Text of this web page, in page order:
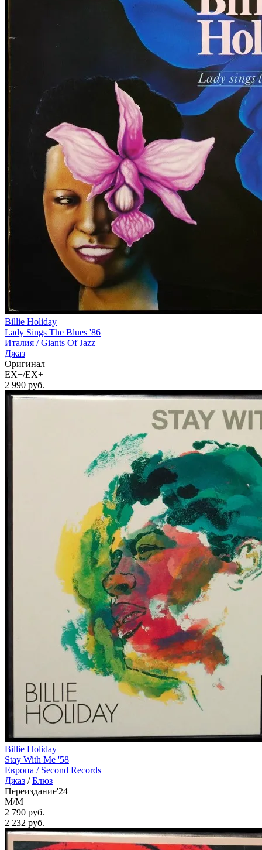
Billie Holiday
Lady Sings The Blues '86
Италия /Giants Of Jazz
Джаз
Оригинал
EX+/EX+
2 990 руб.
Billie Holiday
Stay With Me '58
Европа / Second Records
Джаз /Блюз
Переиздание'24
M/M
2 790 руб.
2 232 руб.